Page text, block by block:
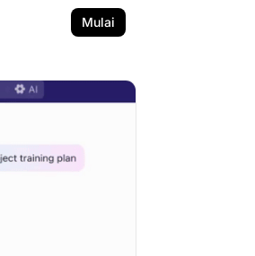
Mulai